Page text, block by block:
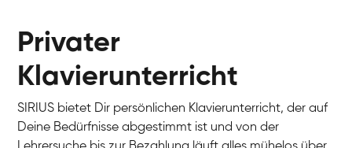
Privater
Klavierunterricht
SIRIUS bietet Dir persönlichen Klavierunterricht, der auf
Deine Bedürfnisse abgestimmt ist und von der